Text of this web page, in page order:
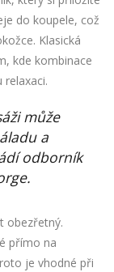
do koupele, což
Klasická
kde kombinace
může
a
odborník
obezřetný.
přímo na
je vhodné při